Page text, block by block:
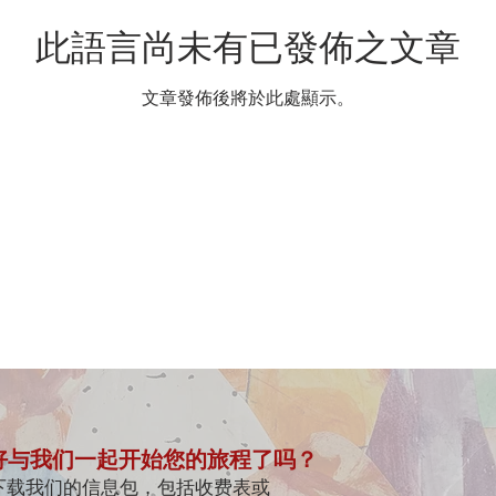
此語言尚未有已發佈之文章
文章發佈後將於此處顯示。
与我们一起开始您的旅程了吗？
载我们的信息包，包括收费表或